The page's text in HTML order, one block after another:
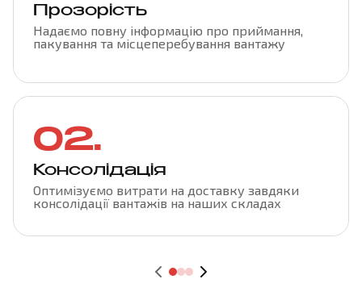
Прозорість
Надаємо повну інформацію про приймання,
пакування та місцеперебування вантажу
02.
Консолідація
Оптимізуємо витрати на доставку завдяки
консолідації вантажів на наших складах